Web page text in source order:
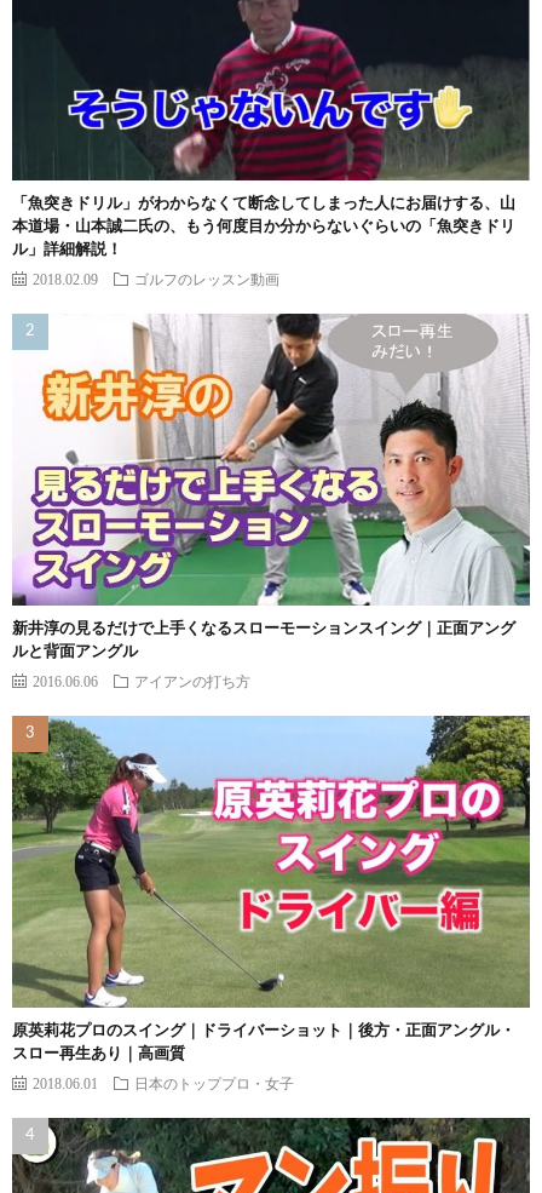
「魚突きドリル」がわからなくて断念してしまった人にお届けする、山
本道場・山本誠二氏の、もう何度目か分からないぐらいの「魚突きドリ
ル」詳細解説！
2018.02.09 ゴルフのレッスン動画
新井淳の見るだけで上手くなるスローモーションスイング｜正面アング
ルと背面アングル
2016.06.06 アイアンの打ち方
原英莉花プロのスイング｜ドライバーショット｜後方・正面アングル・
スロー再生あり｜高画質
2018.06.01 日本のトッププロ・女子